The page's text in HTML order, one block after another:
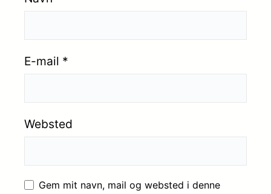
E-mail *
Websted
Gem mit navn, mail og websted i denne